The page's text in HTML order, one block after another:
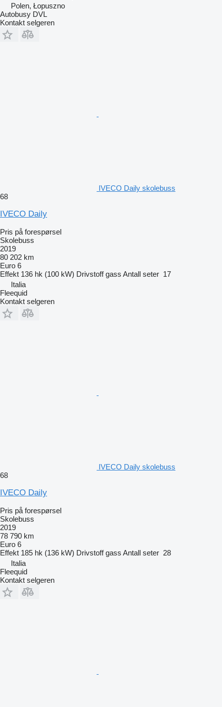
Polen, Łopuszno
Autobusy DVL
Kontakt selgeren
IVECO Daily skolebuss
68
IVECO Daily
Pris på forespørsel
Skolebuss
2019
80 202 km
Euro 6
Effekt 136 hk (100 kW) Drivstoff gass Antall seter 17
Italia
Fleequid
Kontakt selgeren
IVECO Daily skolebuss
68
IVECO Daily
Pris på forespørsel
Skolebuss
2019
78 790 km
Euro 6
Effekt 185 hk (136 kW) Drivstoff gass Antall seter 28
Italia
Fleequid
Kontakt selgeren